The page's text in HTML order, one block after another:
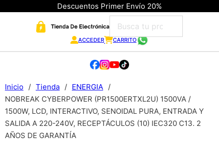
Descuentos Primer Envío 20%
ACCEDER CARRITO
Inicio / Tienda / ENERGIA /
NOBREAK CYBERPOWER (PR1500ERTXL2U) 1500VA /
1500W, LCD, INTERACTIVO, SENOIDAL PURA, ENTRADA Y
SALIDA A 220-240V, RECEPTÁCULOS (10) IEC320 C13. 2
AÑOS DE GARANTÍA